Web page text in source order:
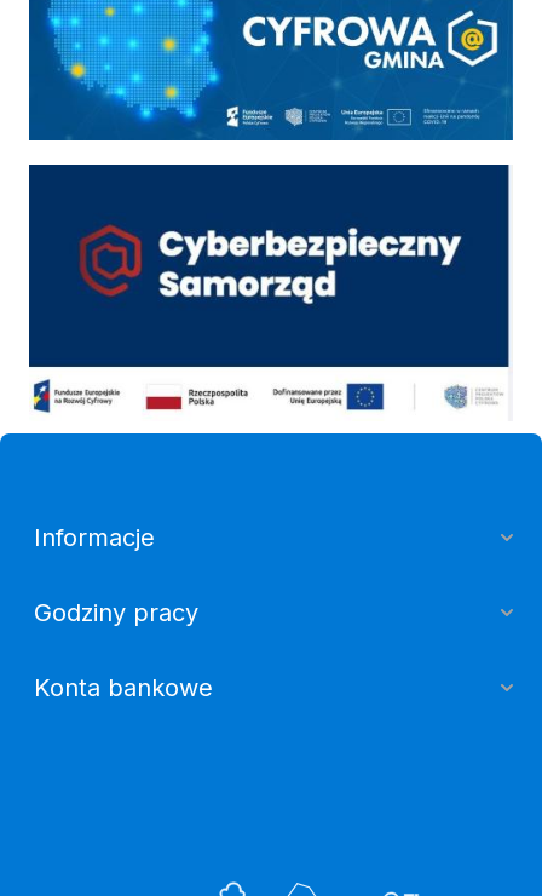
Informacje
Godziny pracy
Konta bankowe